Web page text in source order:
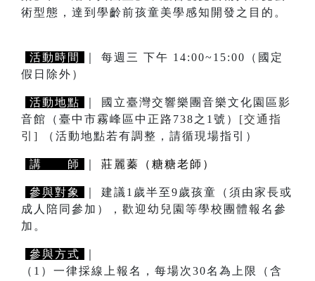
術型態，達到學齡前孩童美學感知開發之目的。
活動時間
｜ 每週三 下午 14:00~15:00（國定
假日除外）
活動地點
｜ 國立臺灣交響樂團音樂文化園區影
音館（臺中市霧峰區中正路738之1號） [交通指
引]
（活動地點若有調整，請循現場指引）
講 師 莊麗蓁（糖糖老師）
參與對象
｜ 建議1歲半至9歲孩童（須由家長或
成人陪同參加），歡迎幼兒園等學校團體報名參
加。
參與方式
（1）一律採線上報名，每場次30名為上限（含